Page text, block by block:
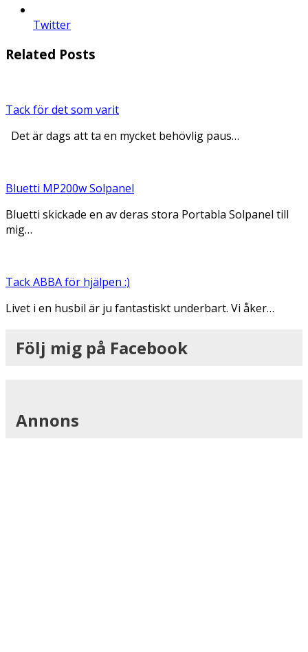
Twitter
Related Posts
Tack för det som varit
Det är dags att ta en mycket behövlig paus…
Bluetti MP200w Solpanel
Bluetti skickade en av deras stora Portabla Solpanel till
mig…
Tack ABBA för hjälpen :)
Livet i en husbil är ju fantastiskt underbart. Vi åker…
Följ mig på Facebook
Annons